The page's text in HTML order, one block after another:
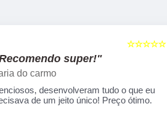
☆☆☆☆☆
super!"
do carmo
desenvolveram tudo o que eu
de um jeito único! Preço ótimo.